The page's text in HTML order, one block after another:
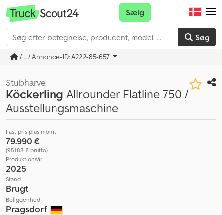
Søg
Sælg
/ ... / Annonce-ID: A222-85-657
Stubharve
Köckerling Allrounder Flatline 750 /
Ausstellungsmaschine
Fast pris plus moms
79.990 €
(95.188 € brutto)
Produktionsår
2025
Stand
Brugt
Beliggenhed
Pragsdorf